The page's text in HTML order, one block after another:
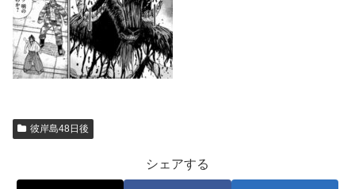
彼岸島48日後
シェアする